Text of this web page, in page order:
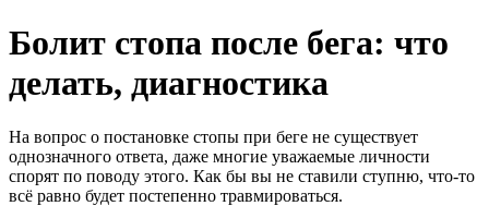
Болит стопа после бега: что
делать, диагностика
На вопрос о постановке стопы при беге не существует
однозначного ответа, даже многие уважаемые личности
спорят по поводу этого. Как бы вы не ставили ступню, что-то
всё равно будет постепенно травмироваться.